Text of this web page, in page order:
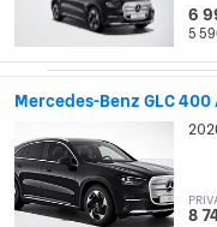
6
5
Mercedes-Benz GLC 400
8